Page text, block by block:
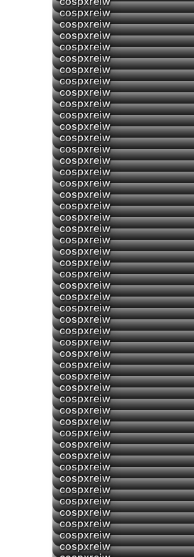
cospxreiw
cospxreiw
cospxreiw
cospxreiw
cospxreiw
cospxreiw
cospxreiw
cospxreiw
cospxreiw
cospxreiw
cospxreiw
cospxreiw
cospxreiw
cospxreiw
cospxreiw
cospxreiw
cospxreiw
cospxreiw
cospxreiw
cospxreiw
cospxreiw
cospxreiw
cospxreiw
cospxreiw
cospxreiw
cospxreiw
cospxreiw
cospxreiw
▶
cospxreiw
cospxreiw
cospxreiw
cospxreiw
cospxreiw
cospxreiw
cospxreiw
cospxreiw
cospxreiw
cospxreiw
cospxreiw
cospxreiw
cospxreiw
cospxreiw
cospxreiw
cospxreiw
cospxreiw
cospxreiw
cospxreiw
cospxreiw